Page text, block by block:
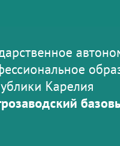
Карелия